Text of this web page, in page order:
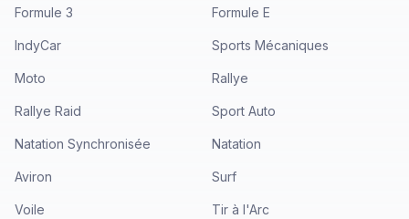
Formule 3 Formule E
IndyCar Sports Mécaniques
Moto Rallye
Rallye Raid Sport Auto
Natation Synchronisée Natation
Aviron Surf
Voile Tir à l'Arc